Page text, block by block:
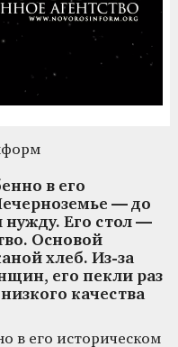
в его
— до
нужду. Его стол —
Основой
хлеб. Из-за
его пекли раз
качества
в его историческом